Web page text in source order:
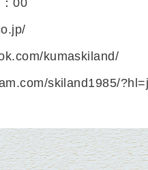
kumaskiland/
skiland1985/